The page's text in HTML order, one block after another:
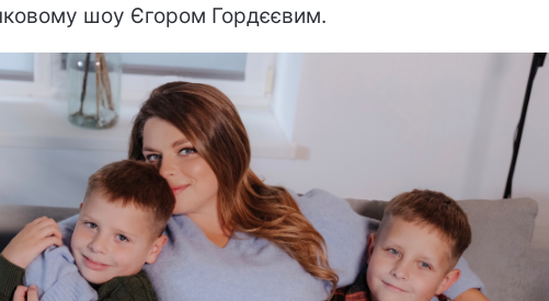
шоу Єгором Гордєєвим.